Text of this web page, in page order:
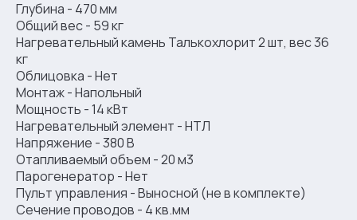
Глубина - 470 мм
Общий вес - 59 кг
Нагревательный камень Талькохлорит 2 шт, вес 36
кг
Облицовка - Нет
Монтаж - Напольный
Мощность - 14 кВт
Нагревательный элемент - НТЛ
Напряжение - 380 В
Отапливаемый объем - 20 м3
Парогенератор - Нет
Пульт управления - Выносной (не в комплекте)
Сечение проводов - 4 кв.мм